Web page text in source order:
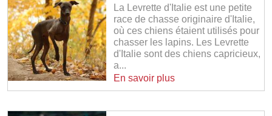
La Levrette d'Italie est une petite
race de chasse originaire d'Italie,
où ces chiens étaient utilisés pour
chasser les lapins. Les Levrette
d'Italie sont des chiens capricieux,
a...
En savoir plus